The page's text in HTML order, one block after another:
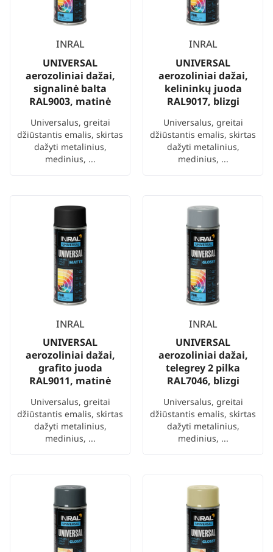
INRAL
UNIVERSAL
aerozoliniai dažai,
signalinė balta
RAL9003, matinė
Universalus, greitai
džiūstantis emalis, skirtas
dažyti metalinius,
medinius, ...
INRAL
UNIVERSAL
aerozoliniai dažai,
kelininkų juoda
RAL9017, blizgi
Universalus, greitai
džiūstantis emalis, skirtas
dažyti metalinius,
medinius, ...
INRAL
UNIVERSAL
aerozoliniai dažai,
grafito juoda
RAL9011, matinė
Universalus, greitai
džiūstantis emalis, skirtas
dažyti metalinius,
medinius, ...
INRAL
UNIVERSAL
aerozoliniai dažai,
telegrey 2 pilka
RAL7046, blizgi
Universalus, greitai
džiūstantis emalis, skirtas
dažyti metalinius,
medinius, ...